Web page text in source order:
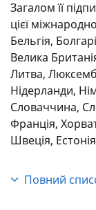
Загалом її
цієї
Бельгія,
Велика
Литва,
Нідерланди,
Словаччина,
Франція,
Швеція,
Повний